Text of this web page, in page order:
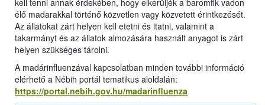
kell tenni annak érdekében, hogy elkerüljék a baromfik vadon
élő madarakkal történő közvetlen vagy közvetett érintkezését.
Az állatokat zárt helyen kell etetni és itatni, valamint a
takarmányt és az állatok almozására használt anyagot is zárt
helyen szükséges tárolni.
A madárinfluenzával kapcsolatban minden további információ
elérhető a Nébih portál tematikus aloldalán:
https://portal.nebih.gov.hu/madarinfluenza